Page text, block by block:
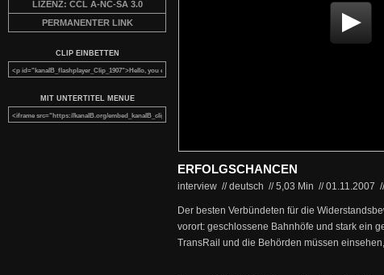
LIZENZ: CCL A-NC-SA 3.0
PERMANENTER LINK
CLIP EINBETTEN
MIT UNTERTITEL MENUE
ERFOLGSCHANCEN
interview // deutsch //5,03 Min //01.11.2007
Der besten Verbündeten für die
vorort: geschlossene Bahnhöfe und stark ein
TransRail und die Behörden müssen